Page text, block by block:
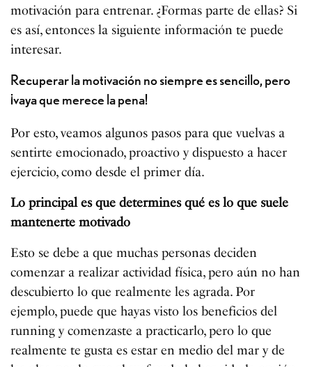
motivación para entrenar. ¿Formas parte de ellas? Si
es así, entonces la siguiente información te puede
interesar.
Recuperar la motivación no siempre es sencillo, pero
¡vaya que merece la pena!
Por esto, veamos algunos pasos para que vuelvas a
sentirte emocionado, proactivo y dispuesto a hacer
ejercicio, como desde el primer día.
Lo principal es que determines qué es lo que suele
mantenerte motivado
Esto se debe a que muchas personas deciden
comenzar a realizar actividad física, pero aún no han
descubierto lo que realmente les agrada. Por
ejemplo, puede que hayas visto los beneficios del
running y comenzaste a practicarlo, pero lo que
realmente te gusta es estar en medio del mar y de